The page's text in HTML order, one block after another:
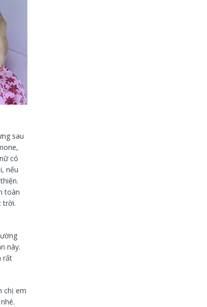
sau
có
nếu
toàn
trời.
này.
rất
chị em